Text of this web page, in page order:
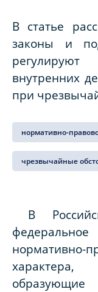
В статье
законы и
внутренних
при
нормативно-
чрезвычайные
В
нормативно-
характера,